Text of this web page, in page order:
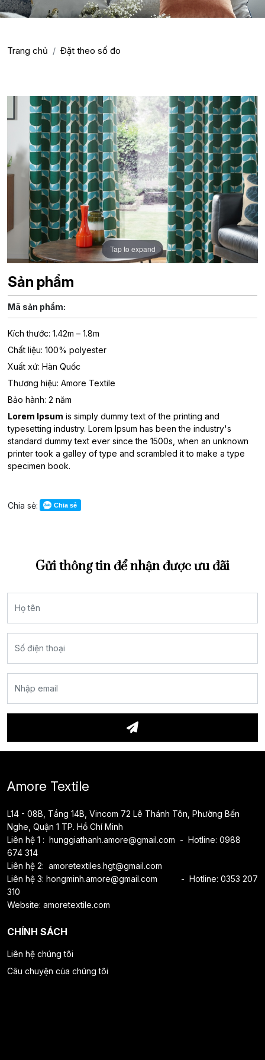
Trang chủ Đặt theo số đo
Tap to expand
Sản phẩm
Mã sản phẩm:
Kích thước: 1.42m – 1.8m
Chất liệu: 100% polyester
Xuất xứ: Hàn Quốc
Thương hiệu: Amore Textile
Bảo hành: 2 năm
Lorem Ipsum is simply dummy text of the printing and
typesetting industry. Lorem Ipsum has been the industry's
standard dummy text ever since the 1500s, when an unknown
printer took a galley of type and scrambled it to make a type
specimen book.
Chia sẻ: Chia sẻ
Gửi thông tin để nhận được ưu đãi
Amore Textile
L14 - 08B, Tầng 14B, Vincom 72 Lê Thánh Tôn, Phường Bến
Nghe, Quận 1 TP. Hồ Chí Minh
Liên hệ 1 : hunggiathanh.amore@gmail.com - Hotline: 0988
674 314
Liên hệ 2: amoretextiles.hgt@gmail.com
Liên hệ 3: hongminh.amore@gmail.com - Hotline: 0353 207
310
Website: amoretextile.com
CHÍNH SÁCH
Liên hệ chúng tôi
Câu chuyện của chúng tôi